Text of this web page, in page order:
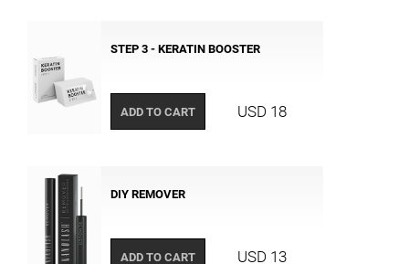
STEP 3 - KERATIN BOOSTER
ADD TO CART USD 18
DIY REMOVER
ADD TO CART USD 13